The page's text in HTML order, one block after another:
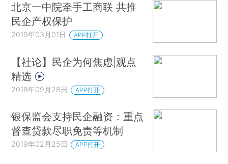
北京一中院牵手工商联 共推
民企产权保护
2019年03月01日 APP打开
【社论】民企为何焦虑|观点
精选
2018年09月28日 APP打开
银保监会支持民企融资：重点
督查贷款尽职免责等机制
2019年02月25日 APP打开